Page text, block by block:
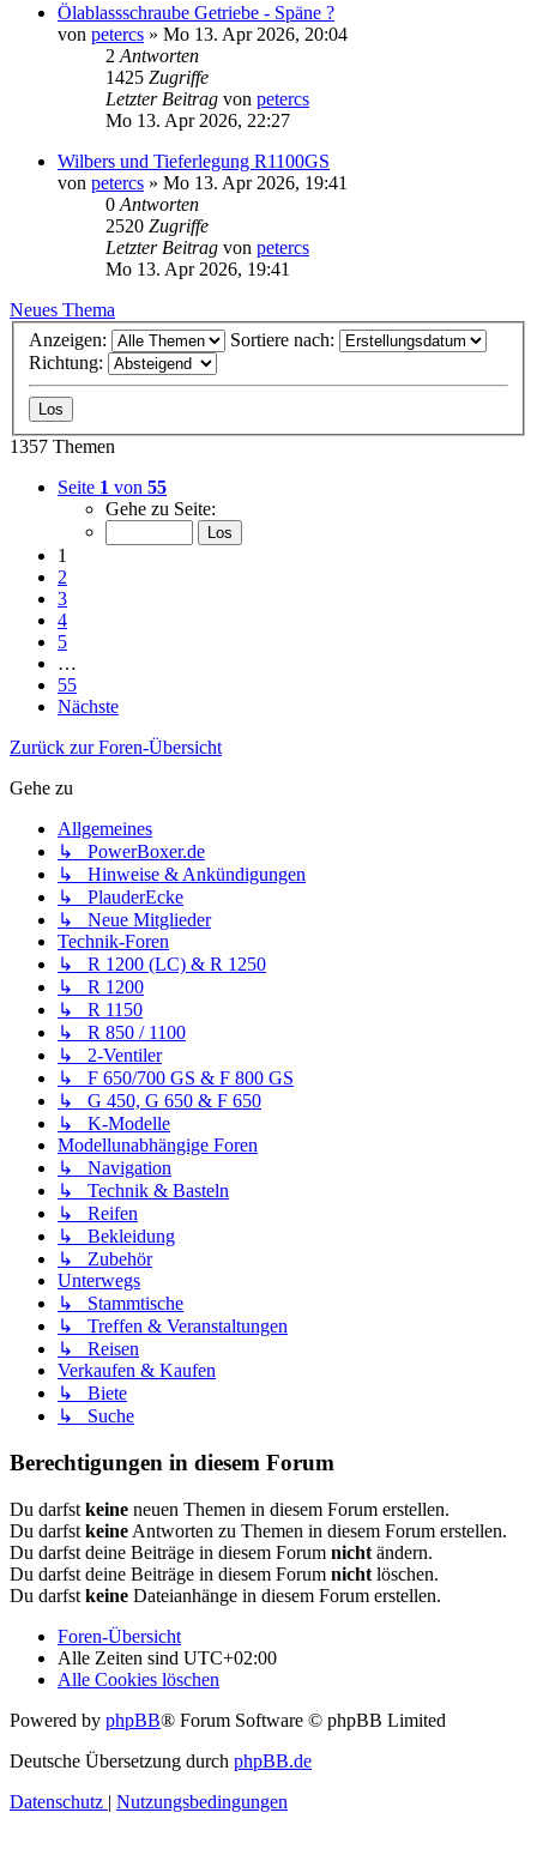
Ölablassschraube Getriebe - Späne ?
von petercs » Mo 13. Apr 2026, 20:04
2 Antworten
1425 Zugriffe
Letzter Beitrag von petercs
Mo 13. Apr 2026, 22:27
Wilbers und Tieferlegung R1100GS
von petercs » Mo 13. Apr 2026, 19:41
0 Antworten
2520 Zugriffe
Letzter Beitrag von petercs
Mo 13. Apr 2026, 19:41
Neues Thema
Anzeigen:
Sortiere nach:
Richtung:
1357 Themen
Seite 1 von 55
Gehe zu Seite:
1
2
3
4
5
…
55
Nächste
Zurück zur Foren-Übersicht
Gehe zu
Allgemeines
↳ PowerBoxer.de
↳ Hinweise & Ankündigungen
↳ PlauderEcke
↳ Neue Mitglieder
Technik-Foren
↳ R 1200 (LC) & R 1250
↳ R 1200
↳ R 1150
↳ R 850 / 1100
↳ 2-Ventiler
↳ F 650/700 GS & F 800 GS
↳ G 450, G 650 & F 650
↳ K-Modelle
Modellunabhängige Foren
↳ Navigation
↳ Technik & Basteln
↳ Reifen
↳ Bekleidung
↳ Zubehör
Unterwegs
↳ Stammtische
↳ Treffen & Veranstaltungen
↳ Reisen
Verkaufen & Kaufen
↳ Biete
↳ Suche
Berechtigungen in diesem Forum
Du darfst keine neuen Themen in diesem Forum erstellen.
Du darfst keine Antworten zu Themen in diesem Forum erstellen.
Du darfst deine Beiträge in diesem Forum nicht ändern.
Du darfst deine Beiträge in diesem Forum nicht löschen.
Du darfst keine Dateianhänge in diesem Forum erstellen.
Foren-Übersicht
Alle Zeiten sind UTC+02:00
Alle Cookies löschen
Powered by phpBB® Forum Software © phpBB Limited
Deutsche Übersetzung durch phpBB.de
Datenschutz | Nutzungsbedingungen